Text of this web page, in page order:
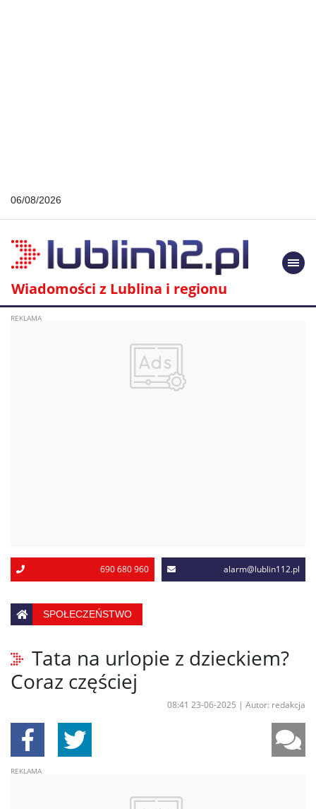
06/08/2026
Wiadomości z Lublina i regionu
690 680 960 alarm@lublin112.pl
SPOŁECZEŃSTWO
Tata na urlopie z dzieckiem?
Coraz częściej
08:41 23-06-2025 | Autor: redakcja